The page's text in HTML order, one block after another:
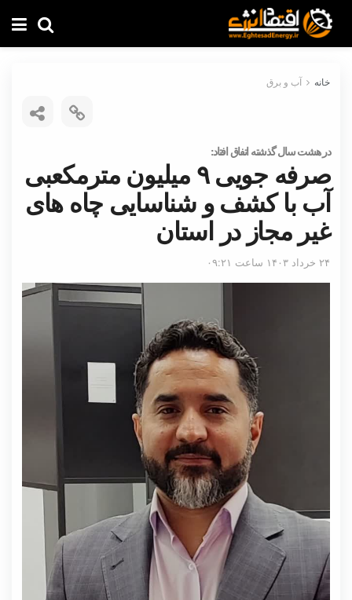
خانه آب و برق
در هشت سال گذشته اتفاق افتاد:
صرفه جویی ۹ میلیون مترمکعبی
آب با کشف و شناسایی چاه های
غیر مجاز در استان
۲۴ خرداد ۱۴۰۳ ساعت ۰۹:۲۱